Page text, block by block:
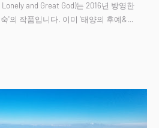
and Great God)는 2016년 방영한
'의 작품입니다. 이미 '태양의 후예&…